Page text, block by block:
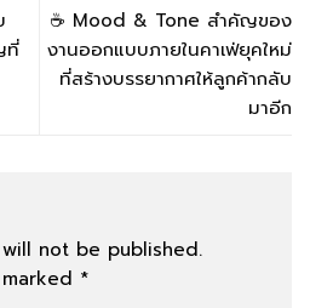
ที่
☕ Mood & Tone สำคัญของ
งานออกแบบภายในคาเฟ่ยุคใหม่
ที่สร้างบรรยากาศให้ลูกค้ากลับ
มาอีก
not be published.
*